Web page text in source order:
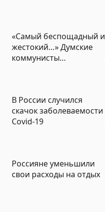
«Самый беспощадный и
жестокий…» Думские
коммунисты
запрета на митинги
В России случился
скачок заболеваемости
Covid-19
Россияне уменьшили
свои расходы на отдых